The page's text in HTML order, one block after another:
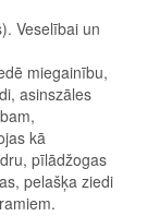
Veselībai un
miegainību,
asinszāles
kā
pīlādžogas
pelašķa ziedi